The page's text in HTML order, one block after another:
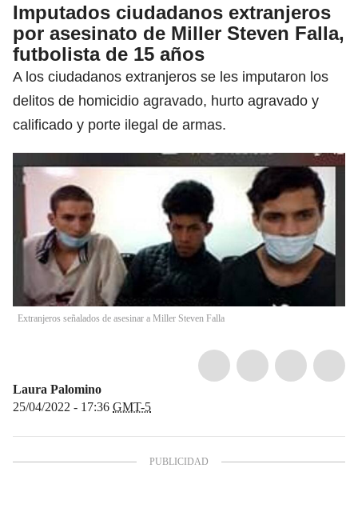
Imputados ciudadanos extranjeros
por asesinato de Miller Steven Falla,
futbolista de 15 años
A los ciudadanos extranjeros se les imputaron los
delitos de homicidio agravado, hurto agravado y
calificado y porte ilegal de armas.
Extranjeros señalados de asesinar a Miller Steven Falla
Laura Palomino
25/04/2022 - 17:36 GMT-5